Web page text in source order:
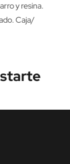
y resina.
Caja/